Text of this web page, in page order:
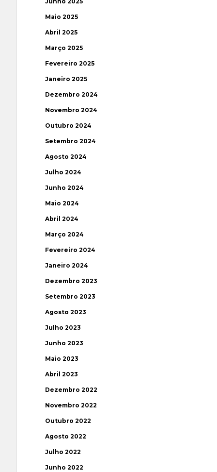
Maio 2025
Abril 2025
Março 2025
Fevereiro 2025
Janeiro 2025
Dezembro 2024
Novembro 2024
Outubro 2024
Setembro 2024
Agosto 2024
Julho 2024
Junho 2024
Maio 2024
Abril 2024
Março 2024
Fevereiro 2024
Janeiro 2024
Dezembro 2023
Setembro 2023
Agosto 2023
Julho 2023
Junho 2023
Maio 2023
Abril 2023
Dezembro 2022
Novembro 2022
Outubro 2022
Agosto 2022
Julho 2022
Junho 2022